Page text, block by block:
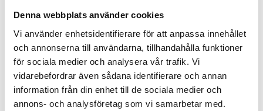
Denna webbplats använder cookies
Vi använder enhetsidentifierare för att anpassa innehållet
och annonserna till användarna, tillhandahålla funktioner
för sociala medier och analysera vår trafik. Vi
vidarebefordrar även sådana identifierare och annan
information från din enhet till de sociala medier och
annons- och analysföretag som vi samarbetar med.